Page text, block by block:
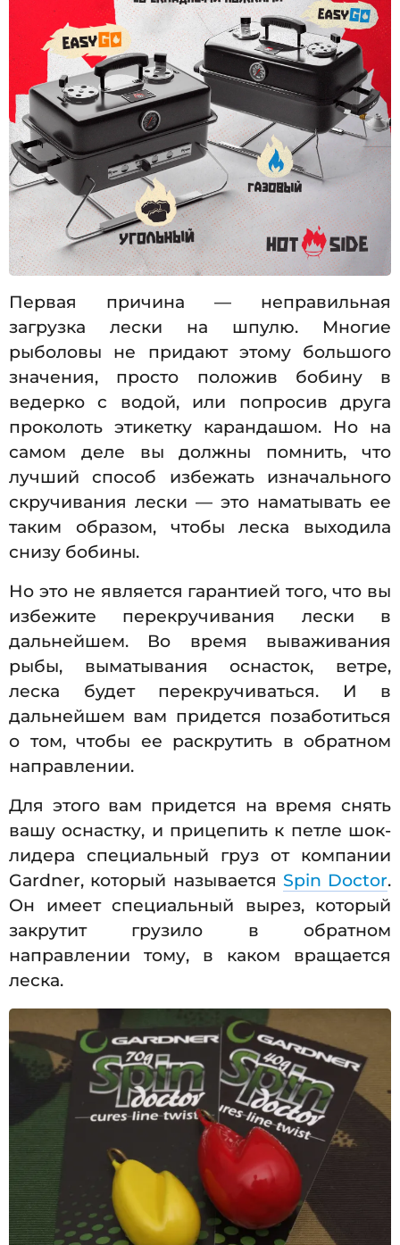
Первая причина — неправильная
загрузка лески на шпулю. Многие
рыболовы не придают этому большого
значения, просто положив бобину в
ведерко с водой, или попросив друга
проколоть этикетку карандашом. Но на
самом деле вы должны помнить, что
лучший способ избежать изначального
скручивания лески — это наматывать ее
таким образом, чтобы леска выходила
снизу бобины.
Но это не является гарантией того, что вы
избежите перекручивания лески в
дальнейшем. Во время вываживания
рыбы, выматывания оснасток, ветре,
леска будет перекручиваться. И в
дальнейшем вам придется позаботиться
о том, чтобы ее раскрутить в обратном
направлении.
Для этого вам придется на время снять
вашу оснастку, и прицепить к петле шок-
лидера специальный груз от компании
Gardner, который называется Spin Doctor.
Он имеет специальный вырез, который
закрутит грузило в обратном
направлении тому, в каком вращается
леска.